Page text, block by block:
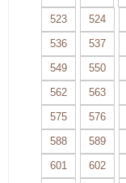
523
524
536
537
549
550
562
563
575
576
588
589
601
602